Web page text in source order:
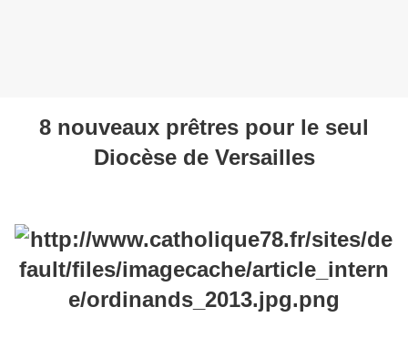
8 nouveaux prêtres pour le seul
Diocèse de Versailles